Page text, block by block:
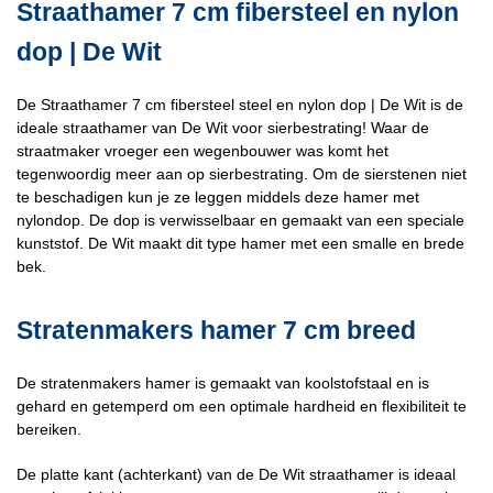
Straathamer 7 cm fibersteel en nylon
dop | De Wit
De Straathamer 7 cm fibersteel steel en nylon dop | De Wit is de
ideale straathamer van De Wit voor sierbestrating! Waar de
straatmaker vroeger een wegenbouwer was komt het
tegenwoordig meer aan op sierbestrating. Om de sierstenen niet
te beschadigen kun je ze leggen middels deze hamer met
nylondop. De dop is verwisselbaar en gemaakt van een speciale
kunststof. De Wit maakt dit type hamer met een smalle en brede
bek.
Stratenmakers hamer 7 cm breed
De stratenmakers hamer is gemaakt van koolstofstaal en is
gehard en getemperd om een optimale hardheid en flexibiliteit te
bereiken.
De platte kant (achterkant) van de De Wit straathamer is ideaal